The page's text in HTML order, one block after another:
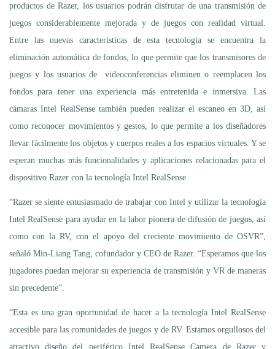
productos de Razer, los usuarios podrán disfrutar de una transmisión de
juegos considerablemente mejorada y de juegos con realidad virtual.
Entre las nuevas características de esta tecnología se encuentra la
eliminación automática de fondos, lo que permite que los transmisores de
juegos y los usuarios de videoconferencias eliminen o reemplacen los
fondos para tener una experiencia más entretenida e inmersiva. Las
cámaras Intel RealSense también pueden realizar el escaneo en 3D, así
como reconocer movimientos y gestos, lo que permite a los diseñadores
llevar fácilmente los objetos y cuerpos reales a los espacios virtuales. Y se
esperan muchas más funcionalidades y aplicaciones relacionadas para el
dispositivo Razer con la tecnología Intel RealSense.
“Razer se siente entusiasmado de trabajar con Intel y utilizar la tecnología
Intel RealSense para ayudar en la labor pionera de difusión de juegos, así
como con la RV, con el apoyo del creciente movimiento de OSVR”,
señaló Min-Liang Tang, cofundador y CEO de Razer. “Esperamos que los
jugadores puedan mejorar su experiencia de transmisión y VR de maneras
sin precedente”.
“Esta es una gran oportunidad de hacer a la tecnología Intel RealSense
accesible para las comunidades de juegos y de RV. Estamos orgullosos del
atractivo diseño del periférico Intel RealSense Camera de Razer y